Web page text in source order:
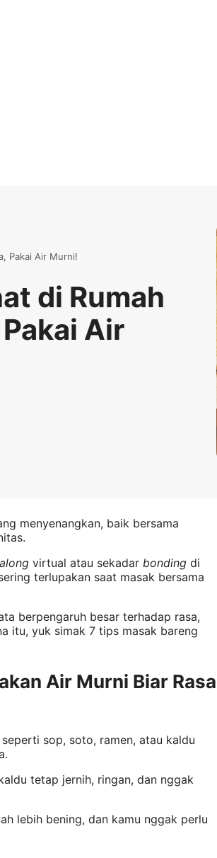
Pakai Air Murni!
di Rumah
Air
menyenangkan, baik bersama
virtual atau sekadar bonding di
terlupakan saat masak bersama
berpengaruh besar terhadap rasa,
itu, yuk simak 7 tips masak bareng
Air Murni Biar Rasa
sop, soto, ramen, atau kaldu
tetap jernih, ringan, dan nggak
lebih bening, dan kamu nggak perlu